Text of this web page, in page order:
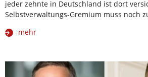
jeder zehnte in Deutschland ist dort
Selbstverwaltungs-Gremium muss noch
mehr